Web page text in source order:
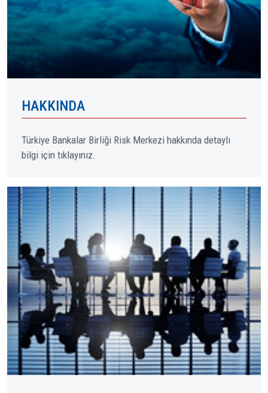
HAKKINDA
Türkiye Bankalar Birliği Risk Merkezi hakkında detaylı
bilgi için tıklayınız.